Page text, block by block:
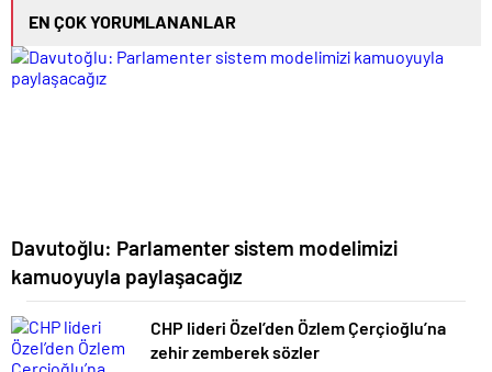
EN ÇOK YORUMLANANLAR
Davutoğlu: Parlamenter sistem modelimizi
kamuoyuyla paylaşacağız
CHP lideri Özel’den Özlem Çerçioğlu’na
zehir zemberek sözler